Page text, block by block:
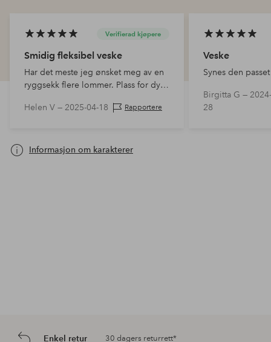
Verifierad kjøpere
Smidig fleksibel veske
Har det meste jeg ønsket meg av en
ryggsekk flere lommer. Plass for dykk
Myke håndremmer som kan brettes
Helen V — 2025-04-18 Rapportere
Veske
Synes den
Birgitta G —
28
Informasjon om karakterer
Enkel retur 30 dagers returrett*